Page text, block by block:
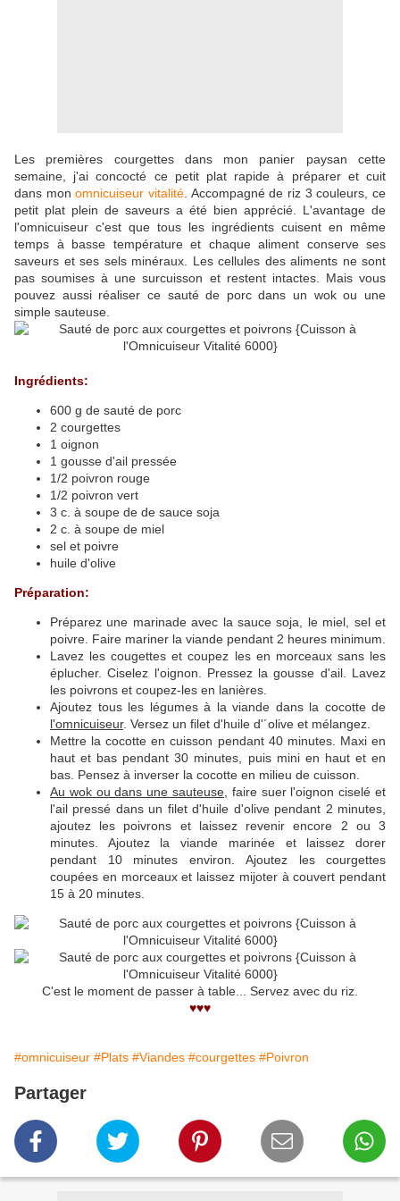
Les premières courgettes dans mon panier paysan cette
semaine, j'ai concocté ce petit plat rapide à préparer et cuit
dans monomnicuiseur vitalité . Accompagné de riz 3 couleurs, ce
petit plat plein de saveurs a été bien apprécié. L'avantage de
l'omnicuiseur c'est que tous les ingrédients cuisent en même
temps à basse température et chaque aliment conserve ses
saveurs et ses sels minéraux. Les cellules des aliments ne sont
pas soumises à une surcuisson et restent intactes. Mais vous
pouvez aussi réaliser ce sauté de porc dans un wok ou une
simple sauteuse.
Ingrédients:
600 g de sauté de porc
2 courgettes
1 oignon
1 gousse d'ail pressée
1/2 poivron rouge
1/2 poivron vert
3 c. à soupe de de sauce soja
2 c. à soupe de miel
sel et poivre
huile d'olive
Préparation:
Préparez une marinade avec la sauce soja, le miel, sel et
poivre. Faire mariner la viande pendant 2 heures minimum.
Lavez les cougettes et coupez les en morceaux sans les
éplucher. Ciselez l'oignon. Pressez la gousse d'ail. Lavez
les poivrons et coupez-les en lanières.
Ajoutez tous les légumes à la viande dans la cocotte de
l'omnicuiseur. Versez un filet d'huile d'´olive et mélangez.
Mettre la cocotte en cuisson pendant 40 minutes. Maxi en
haut et bas pendant 30 minutes, puis mini en haut et en
bas. Pensez à inverser la cocotte en milieu de cuisson.
Au wok ou dans une sauteuse , faire suer l'oignon ciselé et
l'ail pressé dans un filet d'huile d'olive pendant 2 minutes,
ajoutez les poivrons et laissez revenir encore 2 ou 3
minutes. Ajoutez la viande marinée et laissez dorer
pendant 10 minutes environ. Ajoutez les courgettes
coupées en morceaux et laissez mijoter à couvert pendant
15 à 20 minutes.
C'est le moment de passer à table... Servez avec du riz.
♥♥♥
#omnicuiseur #Plats #Viandes #courgettes #Poivron
Partager